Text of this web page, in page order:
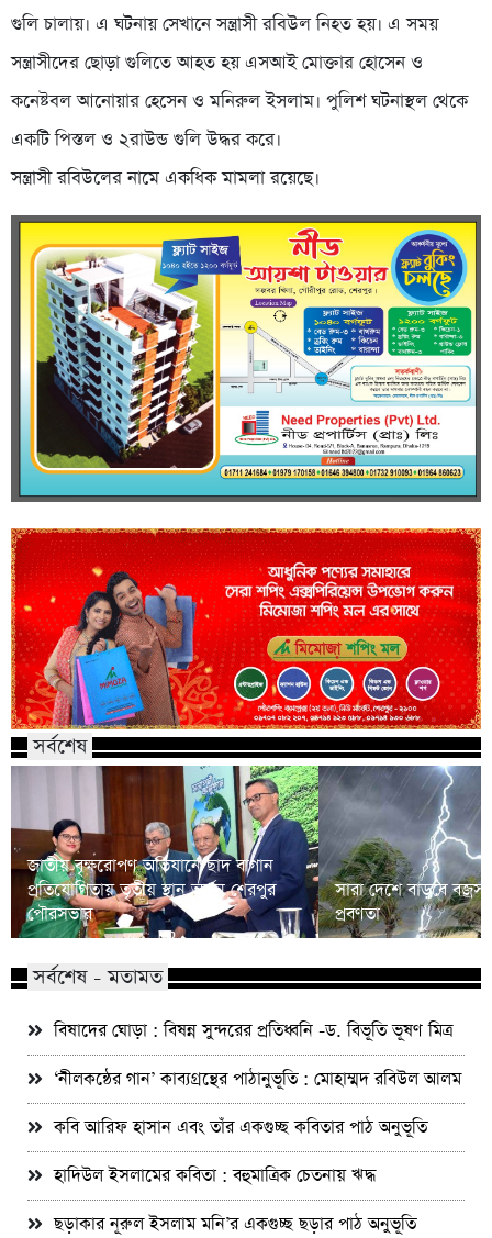
গুলি চালায়। এ ঘটনায় সেখানে সন্ত্রাসী রবিউল নিহত হয়। এ সময়
সন্ত্রাসীদের ছোড়া গুলিতে আহত হয় এসআই মোক্তার হোসেন ও
কনেষ্টবল আনোয়ার হেসেন ও মনিরুল ইসলাম। পুলিশ ঘটনাস্থল থেকে
একটি পিস্তল ও ২রাউন্ড গুলি উদ্ধর করে।
সন্ত্রাসী রবিউলের নামে একধিক মামলা রয়েছে।
সর্বশেষ
জাতীয় বৃক্ষরোপণ অভিযানে ছাদ বাগান
প্রতিযোগিতায় তৃতীয় স্থান অর্জন শেরপুর
পৌরসভার
সারা দেশে বাড়বে
প্রবণতা
সর্বশেষ - মতামত
বিষাদের ঘোড়া : বিষন্ন সুন্দরের প্রতিধ্বনি -ড. বিভূতি ভূষণ মিত্র
‘নীলকন্ঠের গান’ কাব্যগ্রন্থের পাঠানুভূতি : মোহাম্মদ রবিউল আলম
কবি আরিফ হাসান এবং তাঁর একগুচ্ছ কবিতার পাঠ অনুভূতি
হাদিউল ইসলামের কবিতা : বহুমাত্রিক চেতনায় ঋদ্ধ
ছড়াকার নূরুল ইসলাম মনি’র একগুচ্ছ ছড়ার পাঠ অনুভূতি